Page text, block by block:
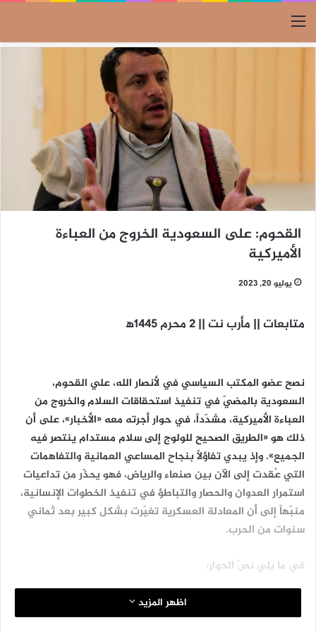
القائمة
القحوم: على السعودية الخروج من العباءة
الأميركية
يوليو 20, 2023
متابعات || مأرب نت || 2 محرم 1445ه‍
نصح عضو المكتب السياسي في لأنصار الله، علي القحوم،
السعودية بالمضيّ في تنفيذ استحقاقات السلام والخروج من
العباءة الأميركية، مشدّداً، في حوار أجرته معه «الأخبار»، على أن
ذلك هو «الطريق الصحيح للولوج إلى سلام مستدام ينتصر فيه
الجميع». وإذ يبدي تفاؤلاً بنجاح المساعي العمانية والتفاهمات
التي عُقدت إلى الآن بين صنعاء والرياض، فهو يحذّر من تداعيات
استمرار العدوان والحصار والتباطؤ في تنفيذ الخطوات الإنسانية،
منبّهاً إلى أن المعادلة العسكرية تغيّرت بشكل كبير بعد ثماني
سنوات من الحرب.
في ما يلي نصّ الحوار:
إلى أين تمضي خطوات السلام في اليمن بعد عام ونيّف من دخول
اتفاق وقف إطلاق النار حيّز التنفيذ؟
اظهر المزيد